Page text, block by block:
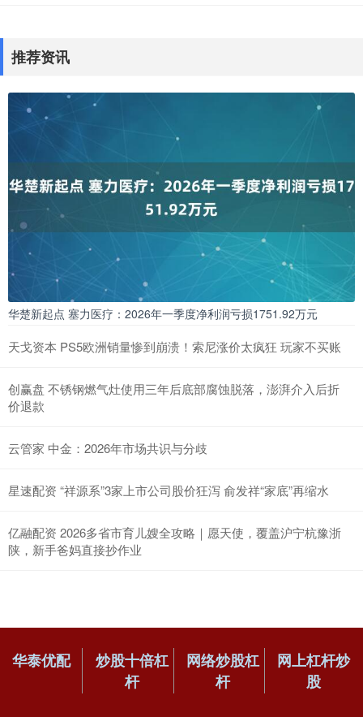
推荐资讯
华楚新起点 塞力医疗：2026年一季度净利润亏损1751.92万元
天戈资本 PS5欧洲销量惨到崩溃！索尼涨价太疯狂 玩家不买账
创赢盘 不锈钢燃气灶使用三年后底部腐蚀脱落，澎湃介入后折
价退款
云管家 中金：2026年市场共识与分歧
星速配资 “祥源系”3家上市公司股价狂泻 俞发祥“家底”再缩水
亿融配资 2026多省市育儿嫂全攻略｜愿天使，覆盖沪宁杭豫浙
陕，新手爸妈直接抄作业
华泰优配
炒股十倍杠
杆
网络炒股杠
杆
网上杠杆炒
股